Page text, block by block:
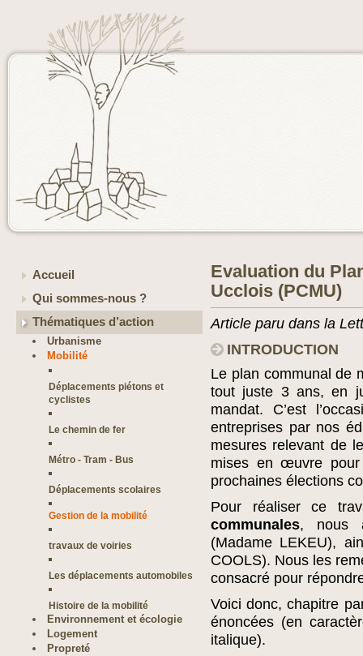
Accueil
Qui sommes-nous ?
Thématiques d’action
Urbanisme
Mobilité
Déplacements piétons et
cyclistes
Le chemin de fer
Métro - Tram - Bus
Déplacements scolaires
Gestion de la mobilité
travaux de voiries
Les déplacements automobiles
Histoire de la mobilité
Environnement et écologie
Logement
Propreté
Evaluation du
Ucclois (PCMU)
Article paru dans la
INTRODUCTION
Le plan communal de
tout juste 3 ans, en
mandat. C’est
entreprises par nos
mesures relevant de
mises en œuvre
prochaines élections
Pour réaliser ce
communales, nous
(Madame LEKEU),
COOLS). Nous les
consacré pour
Voici donc, chapitre
énoncées (en
italique).